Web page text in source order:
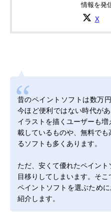
情報を発
X
昔のペイントソフトは数万
今ほど便利ではない時代が
イラストを描くユーザーも
載しているものや、無料で
るソフトも多くあります。
ただ、安くて優れたペイン
目移りしてしまいます。そ
ペイントソフトを選ぶため
紹介します。